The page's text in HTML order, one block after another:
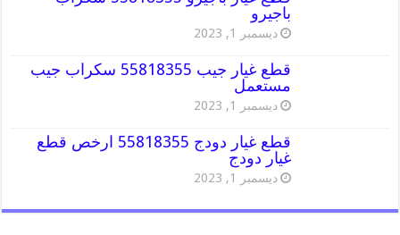
باجيرو
ديسمبر 1, 2023
قطع غيار جيب 55818355 سكراب جيب
مستعمل
ديسمبر 1, 2023
قطع غيار دودج 55818355 ارخص قطع
غيار دودج
ديسمبر 1, 2023